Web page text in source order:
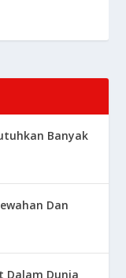
Banyak
Dan
Dalam Dunia